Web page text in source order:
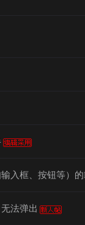
入框、按钮等）
法弹出